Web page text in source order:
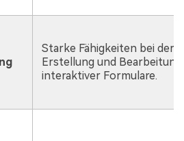
Starke Fähigkeiten bei der
Erstellung und Bearbeitung
interaktiver Formulare.